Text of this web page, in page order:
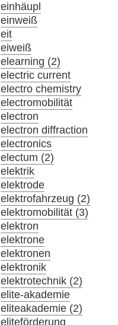
einhäupl
einweiß
eit
eiweiß
elearning (2)
electric current
electro chemistry
electromobilität
electron
electron diffraction
electronics
electum (2)
elektrik
elektrode
elektrofahrzeug (2)
elektromobilität (3)
elektron
elektrone
elektronen
elektronik
elektrotechnik (2)
elite-akademie
eliteakademie (2)
eliteförderung